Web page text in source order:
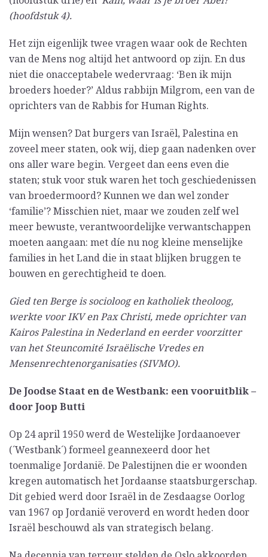
(hoofdstuk 4).
Het zijn eigenlijk twee vragen waar ook de Rechten
van de Mens nog altijd het antwoord op zijn. En dus
niet die onacceptabele wedervraag: ‘Ben ik mijn
broeders hoeder?’ Aldus rabbijn Milgrom, een van de
oprichters van de Rabbis for Human Rights.
Mijn wensen? Dat burgers van Israël, Palestina en
zoveel meer staten, ook wij, diep gaan nadenken over
ons aller ware begin. Vergeet dan eens even die
staten; stuk voor stuk waren het toch geschiedenissen
van broedermoord? Kunnen we dan wel zonder
‘familie’? Misschien niet, maar we zouden zelf wel
meer bewuste, verantwoordelijke verwantschappen
moeten aangaan: met díe nu nog kleine menselijke
families in het Land die in staat blijken bruggen te
bouwen en gerechtigheid te doen.
Gied ten Berge is socioloog en katholiek theoloog,
werkte voor IKV en Pax Christi, mede oprichter van
Kairos Palestina in Nederland en eerder voorzitter
van het Steuncomité Israëlische Vredes en
Mensenrechtenorganisaties (SIVMO).
De Joodse Staat en de Westbank: een vooruitblik –
door Joop Butti
Op 24 april 1950 werd de Westelijke Jordaanoever
(´Westbank´) formeel geannexeerd door het
toenmalige Jordanië. De Palestijnen die er woonden
kregen automatisch het Jordaanse staatsburgerschap.
Dit gebied werd door Israël in de Zesdaagse Oorlog
van 1967 op Jordanië veroverd en wordt heden door
Israël beschouwd als van strategisch belang.